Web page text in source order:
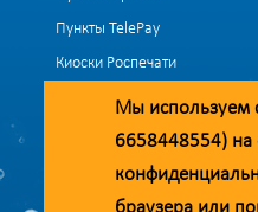
Пункты TelePay
Киоски Роспечати
Уважаемые клиенты и
Мы используем
6658448554) на
браузера или